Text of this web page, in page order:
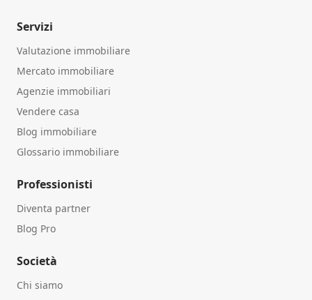
Servizi
Valutazione immobiliare
Mercato immobiliare
Agenzie immobiliari
Vendere casa
Blog immobiliare
Glossario immobiliare
Professionisti
Diventa partner
Blog Pro
Società
Chi siamo